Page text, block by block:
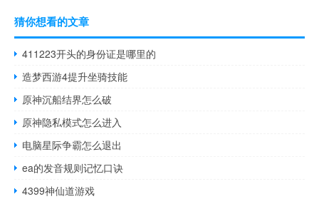
猜你想看的文章
411223开头的身份证是哪里的
造梦西游4提升坐骑技能
原神沉船结界怎么破
原神隐私模式怎么进入
电脑星际争霸怎么退出
ea的发音规则记忆口诀
4399神仙道游戏